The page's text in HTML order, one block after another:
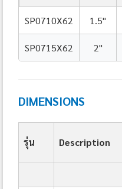
SP0710X62 1.5"
SP0715X62 2"
DIMENSIONS
รุ่น Description